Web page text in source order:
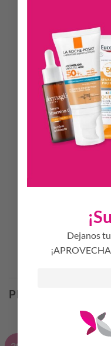
Dejanos
Alta concentración
ayudan a restaurar
digestivo
Los probióticos y el
fortalecimiento de
organismo a
comunes
Favorece la
combatiendo el
a agentes externos
PRODUCTOS